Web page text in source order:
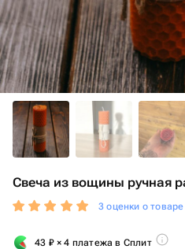
Свеча из вощины ручная
3 оценки о товаре
43 ₽× 4 платежа в Сплит